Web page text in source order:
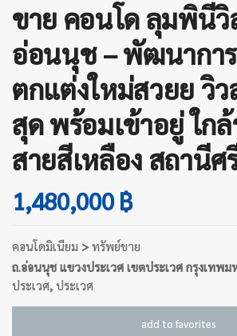
ขาย คอนโด ลุมพินี
อ่อนนุช – พัฒนากา
ตกแต่งใหม่สวยย วิ
สุด พร้อมเข้าอยู่ ใก
สายสีเหลือง สถานีศ
1,480,000 ฿
คอนโดมิเนียม > ทรัพย์ขาย
ถ.อ่อนนุช แขวงประเวศ เขตประเวศ กรุงเทพ
ประเวศ, ประเวศ
add to favorites